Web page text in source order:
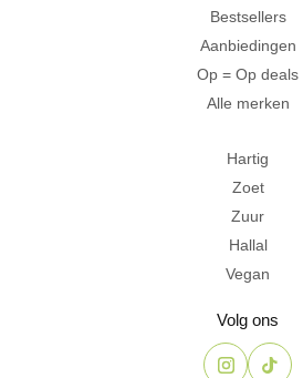
Bestsellers
Aanbiedingen
Op = Op deals
Alle merken
Hartig
Zoet
Zuur
Hallal
Vegan
Volg ons